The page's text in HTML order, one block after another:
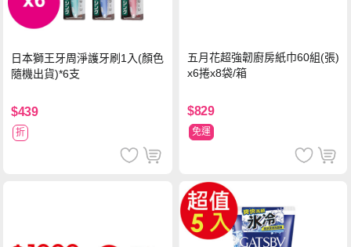
日本獅王牙周淨護牙刷1入(顏色
隨機出貨)*6支
$439
折
五月花超強韌廚房紙巾60組(張)
x6捲x8袋/箱
$829
免運